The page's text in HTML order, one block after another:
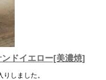
ドイエロー[美濃焼]
しました。